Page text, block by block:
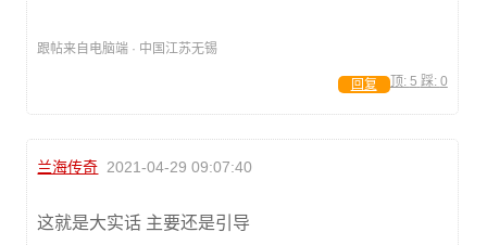
跟帖来自电脑端 · 中国江苏无锡
顶: 5 踩: 0
回复
兰海传奇 2021-04-29 09:07:40
这就是大实话 主要还是引导